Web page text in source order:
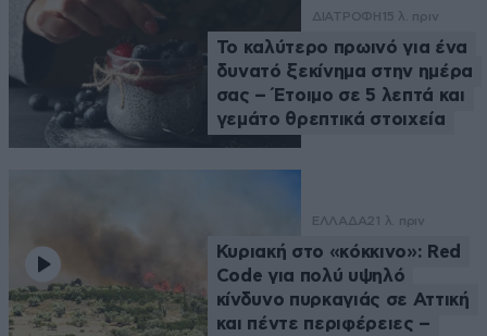
ΔΙΑΤΡΟΦΗ 15 λ. πριν
Το καλύτερο πρωινό για ένα
δυνατό ξεκίνημα στην ημέρα
σας – Έτοιμο σε 5 λεπτά και
γεμάτο θρεπτικά στοιχεία
ΕΛΛΑΔΑ21 λ. πριν
Κυριακή στο «κόκκινο»: Red
Code για πολύ υψηλό
κίνδυνο πυρκαγιάς σε Αττική
και πέντε περιφέρειες –